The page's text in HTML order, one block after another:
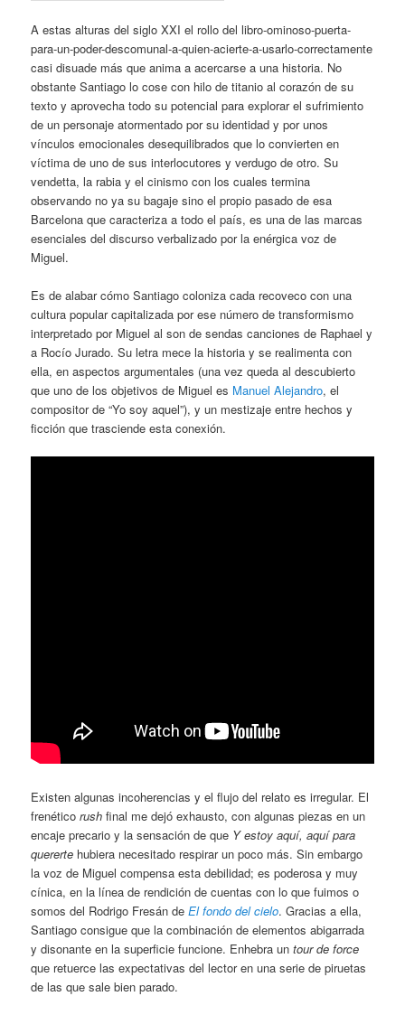
A estas alturas del siglo XXI el rollo del libro-ominoso-puerta-
para-un-poder-descomunal-a-quien-acierte-a-usarlo-correctamente
casi disuade más que anima a acercarse a una historia. No
obstante Santiago lo cose con hilo de titanio al corazón de su
texto y aprovecha todo su potencial para explorar el sufrimiento
de un personaje atormentado por su identidad y por unos
vínculos emocionales desequilibrados que lo convierten en
víctima de uno de sus interlocutores y verdugo de otro. Su
vendetta, la rabia y el cinismo con los cuales termina
observando no ya su bagaje sino el propio pasado de esa
Barcelona que caracteriza a todo el país, es una de las marcas
esenciales del discurso verbalizado por la enérgica voz de
Miguel.
Es de alabar cómo Santiago coloniza cada recoveco con una
cultura popular capitalizada por ese número de transformismo
interpretado por Miguel al son de sendas canciones de Raphael y
a Rocío Jurado. Su letra mece la historia y se realimenta con
ella, en aspectos argumentales (una vez queda al descubierto
que uno de los objetivos de Miguel es Manuel Alejandro, el
compositor de “Yo soy aquel”), y un mestizaje entre hechos y
ficción que trasciende esta conexión.
Existen algunas incoherencias y el flujo del relato es irregular. El
frenéticorush final me dejó exhausto, con algunas piezas en un
encaje precario y la sensación de que Y estoy aquí, aquí para
quererte hubiera necesitado respirar un poco más. Sin embargo
la voz de Miguel compensa esta debilidad; es poderosa y muy
cínica, en la línea de rendición de cuentas con lo que fuimos o
somos del Rodrigo Fresán deEl fondo del cielo. Gracias a ella,
Santiago consigue que la combinación de elementos abigarrada
y disonante en la superficie funcione. Enhebra untour de force
que retuerce las expectativas del lector en una serie de piruetas
de las que sale bien parado.